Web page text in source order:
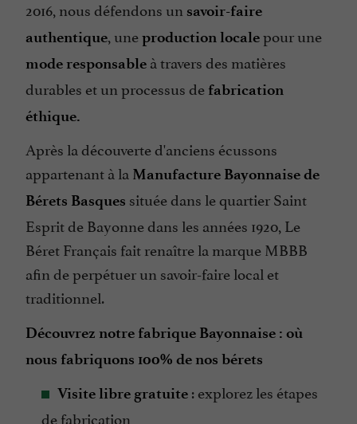
2016, nous défendons un savoir-faire
authentique, uneproduction localepour une
mode responsable à travers des matières
durables et un processus de fabrication
éthique.
Après la découverte d'anciens écussons
appartenant à la Manufacture Bayonnaise de
Bérets Basques située dans le quartier Saint
Esprit de Bayonne dans les années 1920, Le
Béret Français fait renaître la marque MBBB
afin de perpétuer un savoir-faire local et
traditionnel.
Découvrez notre fabrique Bayonnaise : où
nous fabriquons 100% de nos bérets
Visite libre gratuite : explorez les étapes
de fabrication